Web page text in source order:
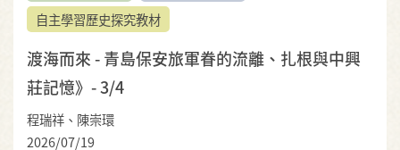
自主學習歷史探究教材
渡海而來 - 青島保安旅軍眷的流離、扎根與中興
莊記憶》- 3/4
程瑞祥、陳崇環
2026/07/19